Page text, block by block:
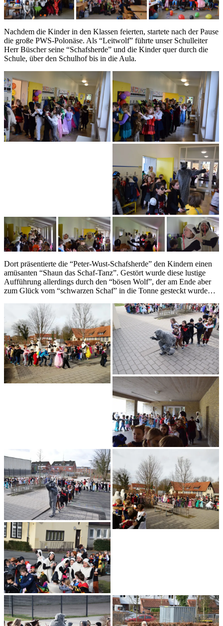
Nachdem die Kinder in den Klassen feierten, startete nach der Pause
die große PWS-Polonäse. Als “Leitwolf” führte unser Schulleiter
Herr Büscher seine “Schafsherde” und die Kinder quer durch die
Schule, über den Schulhof bis in die Aula.
Dort präsentierte die “Peter-Wust-Schafsherde” den Kindern einen
amüsanten “Shaun das Schaf-Tanz”. Gestört wurde diese lustige
Aufführung allerdings durch den “bösen Wolf”, der am Ende aber
zum Glück vom “schwarzen Schaf” in die Tonne gesteckt wurde…